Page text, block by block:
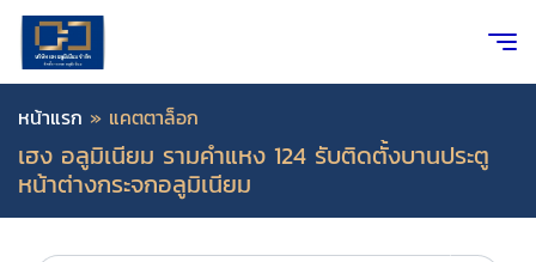
หน้าแรก » แคตตาล็อก
เฮง อลูมิเนียม รามคำแหง 124 รับติดตั้งบานประตู
หน้าต่างกระจกอลูมิเนียม